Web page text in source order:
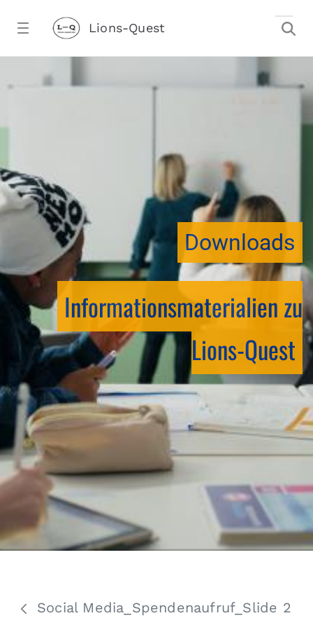
Lions-Quest
Downloads
Informationsmaterialien zu
Lions-Quest
Social Media_Spendenaufruf_Slide 2